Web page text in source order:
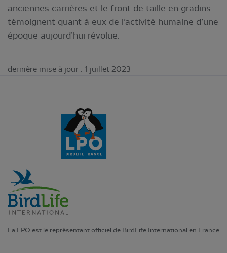
anciennes carrières et le front de taille en gradins
témoignent quant à eux de l’activité humaine d’une
époque aujourd’hui révolue.
dernière mise à jour : 1 juillet 2023
La LPO est le représentant officiel de BirdLife International en France